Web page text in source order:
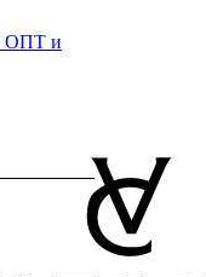
ОПТ и